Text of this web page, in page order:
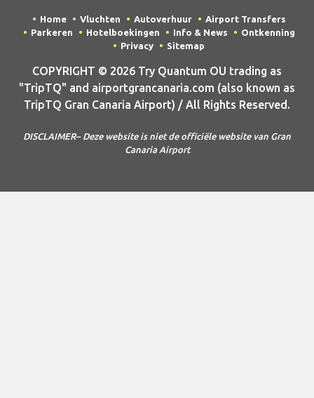
Home Vluchten Autoverhuur
Airport Transfers
Parkeren
Hotelboekingen Info & News
Ontkenning
Privacy
Sitemap
COPYRIGHT © 2026 Try Quantum OU trading as
"TripTQ" and airportgrancanaria.com (also known as
TripTQ Gran Canaria Airport) / All Rights Reserved.
DISCLAIMER– Deze website is niet de officiële website van Gran
Canaria Airport